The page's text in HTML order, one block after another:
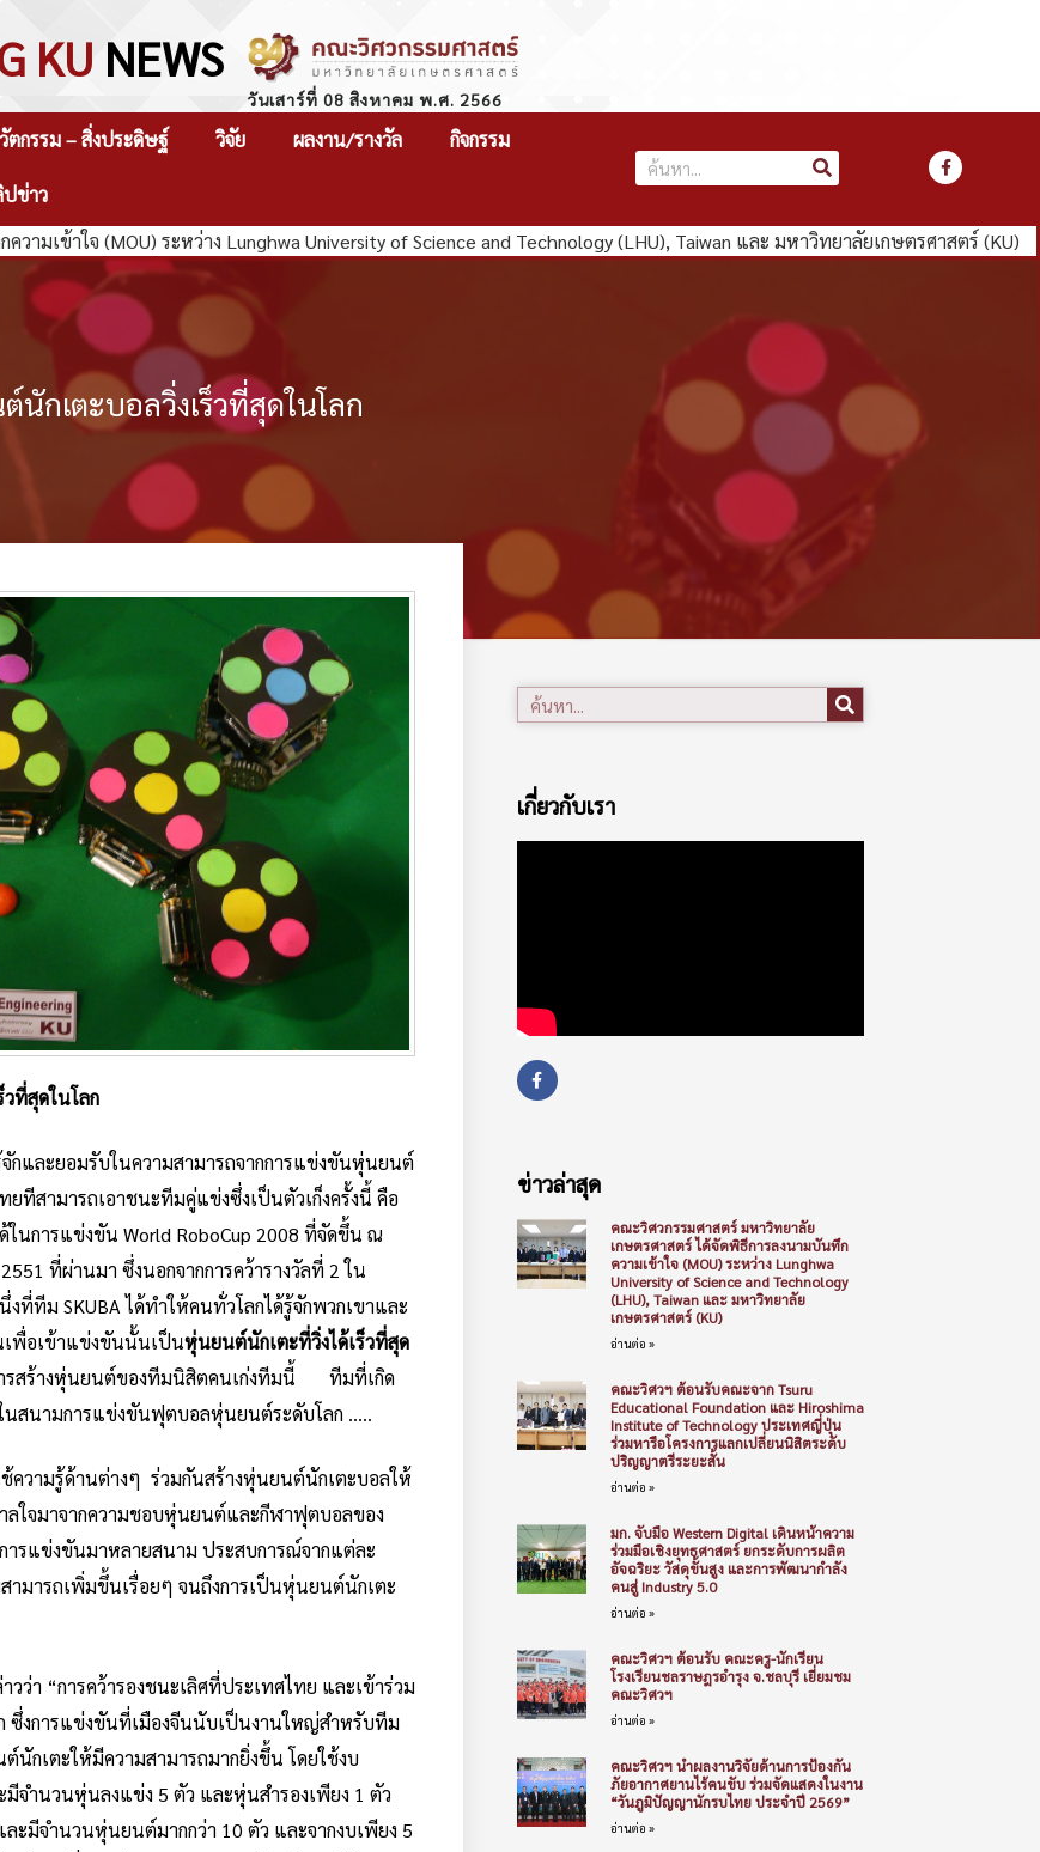
KU NEWS
วันเสาร์ที่ 08 สิงหาคม พ.ศ. 2566
ตกรรม – สิ่งประดิษฐ์ วิจัย ผลงาน/รางวัล กิจกรรม
ข่าว
ใจ (MOU) ระหว่าง Lunghwa University of Science and Technology (LHU), Taiwan และ มหาวิทยาลัยเกษตรศาสตร์ (KU)
กเตะบอลวิ่งเร็วที่สุดในโลก
วที่สุดในโลก
กและยอมรับในความสามารถจากการแข่งขันหุ่นยนต์
ทีสามารถเอาชนะทีมคู่แข่งซึ่งเป็นตัวเก็งครั้งนี้ คือ
นการแข่งขัน World RoboCup 2008 ที่จัดขึ้น ณ
ที่ผ่านมา ซึ่งนอกจากการคว้ารางวัลที่ 2 ใน
ที่ทีม SKUBA ได้ทำให้คนทั่วโลกได้รู้จักพวกเขาและ
พื่อเข้าแข่งขันนั้นเป็นหุ่นยนต์นักเตะที่วิ่งได้เร็วที่สุด
การสร้างหุ่นยนต์ของทีมนิสิตคนเก่งทีมนี้ ทีมที่เกิด
นสนามการแข่งขันฟุตบอลหุ่นยนต์ระดับโลก …..
ความรู้ด้านต่างๆ ร่วมกันสร้างหุ่นยนต์นักเตะบอลให้
ใจมาจากความชอบหุ่นยนต์และกีฬาฟุตบอลของ
รแข่งขันมาหลายสนาม ประสบการณ์จากแต่ละ
มารถเพิ่มขึ้นเรื่อยๆ จนถึงการเป็นหุ่นยนต์นักเตะ
า “การคว้ารองชนะเลิศที่ประเทศไทย และเข้าร่วม
ซึ่งการแข่งขันที่เมืองจีนนับเป็นงานใหญ่สำหรับทีม
กเตะให้มีความสามารถมากยิ่งขึ้น โดยใช้งบ
ำนวนหุ่นลงแข่ง 5 ตัว และหุ่นสำรองเพียง 1 ตัว
มีจำนวนหุ่นยนต์มากกว่า 10 ตัว และจากงบเพียง 5
เกี่ยวกับเรา
ข่าวล่าสุด
คณะวิศวกรรมศาสตร์ มหาวิทยาลัย
เกษตรศาสตร์ ได้จัดพิธีการลงนามบันทึก
ความเข้าใจ (MOU) ระหว่าง Lunghwa
University of Science and Technology
(LHU), Taiwan และ มหาวิทยาลัย
เกษตรศาสตร์ (KU)
อ่านต่อ »
คณะวิศวฯ ต้อนรับคณะจาก Tsuru
Educational Foundation และ Hiroshima
Institute of Technology ประเทศญี่ปุ่น
ร่วมหารือโครงการแลกเปลี่ยนนิสิตระดับ
ปริญญาตรีระยะสั้น
อ่านต่อ »
มก. จับมือ Western Digital เดินหน้าความ
ร่วมมือเชิงยุทธศาสตร์ ยกระดับการผลิต
อัจฉริยะ วัสดุขั้นสูง และการพัฒนากำลัง
คนสู่ Industry 5.0
อ่านต่อ »
คณะวิศวฯ ต้อนรับ คณะครู-นักเรียน
โรงเรียนชลราษฎรอำรุง จ.ชลบุรี เยี่ยมชม
คณะวิศวฯ
อ่านต่อ »
คณะวิศวฯ นำผลงานวิจัยด้านการป้องกัน
ภัยอากาศยานไร้คนขับ ร่วมจัดแสดงในงาน
“วันภูมิปัญญานักรบไทย ประจำปี 2569”
อ่านต่อ »